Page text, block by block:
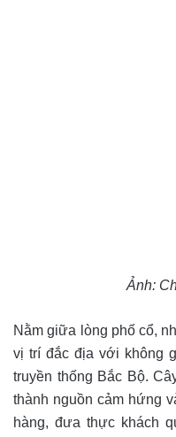
Ảnh:
Nằm giữa lòng phố cổ,
vị trí đắc địa với không
truyền thống Bắc Bộ.
thành nguồn cảm hứng
hàng, đưa thực khách